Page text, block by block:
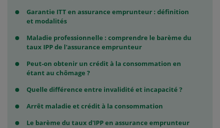
Garantie ITT en assurance emprunteur : définition
et modalités
Maladie professionnelle : comprendre le barème du
taux IPP de l'assurance emprunteur
Peut-on obtenir un crédit à la consommation en
étant au chômage ?
Quelle différence entre invalidité et incapacité ?
Arrêt maladie et crédit à la consommation
Le barème du taux d'IPP en assurance emprunteur